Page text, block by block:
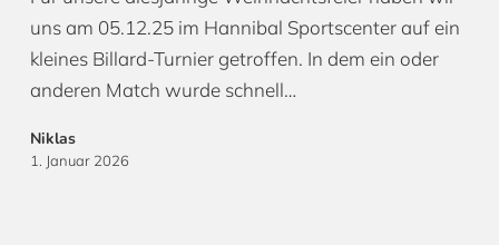
uns am 05.12.25 im Hannibal Sportscenter auf ein
kleines Billard-Turnier getroffen. In dem ein oder
anderen Match wurde schnell…
Niklas
1. Januar 2026